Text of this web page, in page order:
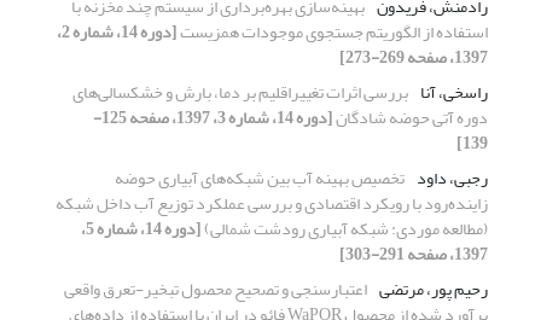
استفاده از الگوریتم جستجوی موجودات همزیست [دوره 14، شماره 2،
1397، صفحه 269-273]
راسخی، آنا بررسی اثرات تغییراقلیم بر دما، بارش و خشکسالی‌های
دوره آتی حوضه شادگان [دوره 14، شماره 3، 1397، صفحه 125-
139]
رجبی، داود تخصیص بهینه آب بین شبکه‌های آبیاری حوضه
زاینده‌رود با رویکرد اقتصادی و بررسی عملکرد توزیع آب داخل شبکه
(مطالعه موردی: شبکه آبیاری رودشت شمالی) [دوره 14، شماره 5،
1397، صفحه 291-303]
رحیم پور، مرتضی اعتبارسنجی و تصحیح محصول تبخیر-تعرق واقعی